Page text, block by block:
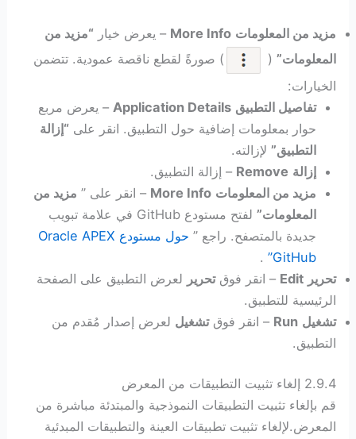
مزيد من المعلومات More Info – يعرض خيار“مزيد من
المعلومات” (
) صورةً لقطع ناقصة عمودية. تتضمن
الخيارات:
تفاصيل التطبيق Application Details – يعرض مربع
حوار بمعلومات إضافية حول التطبيق. انقر على “إزالة
التطبيق”لإزالته.
إزالة Remove – إزالة التطبيق.
مزيد من المعلومات More Info – انقر على ” مزيد من
المعلومات”
لفتح مستودع GitHub في علامة تبويب
جديدة بالمتصفح. راجع ”
حول مستودع Oracle APEX
GitHub”
.
تحرير Edit – انقر فوقتحرير لعرض التطبيق على الصفحة
الرئيسية للتطبيق.
تشغيل Run – انقر فوقتشغيل لعرض إصدار مُقدم من
التطبيق.
2.9.4 إلغاء تثبيت التطبيقات من المعرض
قم بإلغاء تثبيت التطبيقات النموذجية والمبتدئة مباشرة من
المعرض.لإلغاء تثبيت تطبيقات العينة والتطبيقات المبدئية